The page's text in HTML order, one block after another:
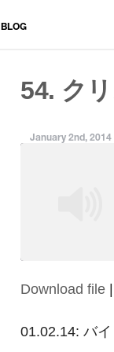
BLOG
54. ク
January 2nd, 2014
SHARE
LINK
Download file |
01.02.14: バ